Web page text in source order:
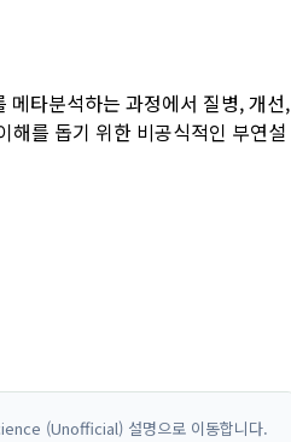
타분석하는 과정에서 질병, 개선,
해를 돕기 위한 비공식적인 부연설
(Unofficial) 설명으로 이동합니다.